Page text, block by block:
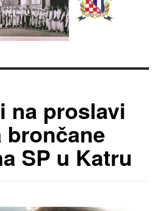
na proslavi
brončane
SP u Katru